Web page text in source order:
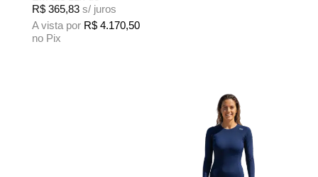
R$ 365,83 s/ juros
A vista por R$ 4.170,50
no Pix